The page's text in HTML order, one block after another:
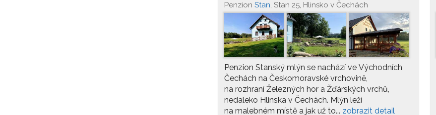
Penzion Stan, Stan 25, Hlinsko v Čechách
Penzion Stanský mlýn se nachází ve Východních
Čechách na Českomoravské vrchovině,
na rozhraní Železných hor a Žďárských vrchů,
nedaleko Hlinska v Čechách. Mlýn leží
na malebném místě a jak už to... zobrazit detail